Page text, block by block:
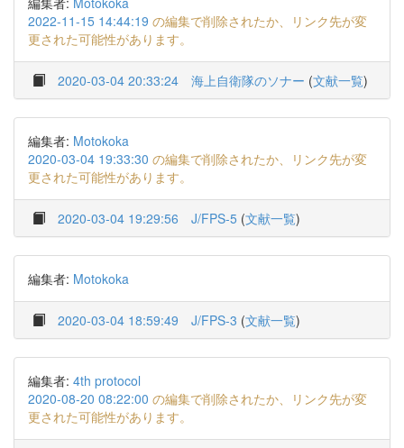
2022-11-15 14:44:19 の編集で削除されたか、リンク先が変
更された可能性があります。
2020-03-04 20:33:24 海上自衛隊のソナー (文献一覧)
編集者: Motokoka
2020-03-04 19:33:30 の編集で削除されたか、リンク先が変
更された可能性があります。
2020-03-04 19:29:56 J/FPS-5 (文献一覧)
編集者: Motokoka
2020-03-04 18:59:49 J/FPS-3 (文献一覧)
編集者: 4th protocol
2020-08-20 08:22:00 の編集で削除されたか、リンク先が変
更された可能性があります。